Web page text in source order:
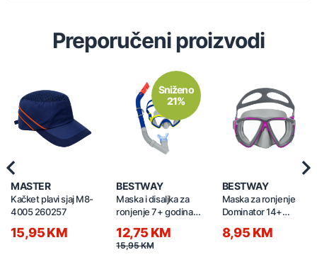
Preporučeni proizvodi
MASTER
Kačket plavi sjaj M8-
4005 260257
15,95 KM
Sniženo
21%
BESTWAY
Maska i disaljka za
ronjenje 7+ godina
12,75 KM
15,95 KM
BESTWAY
Maska za ronjenje
Dominator 14+
8,95 KM
Previous